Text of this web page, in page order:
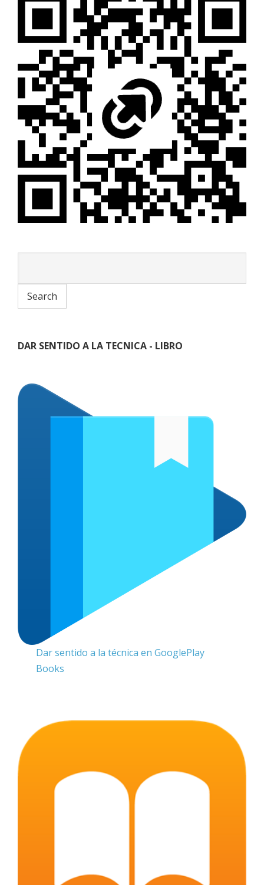
DAR SENTIDO A LA TECNICA - LIBRO
Dar sentido a la técnica en GooglePlay
Books